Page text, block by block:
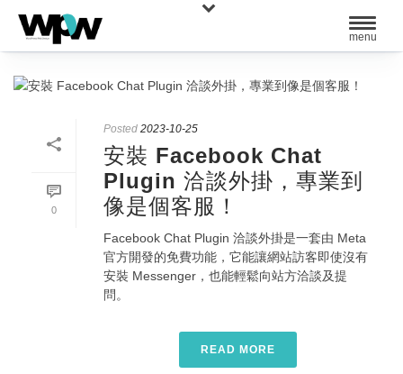
0
Posted 2023-10-25
安裝 Facebook Chat
Plugin 洽談外掛，專業到
像是個客服！
Facebook Chat Plugin 洽談外掛是一套由 Meta
官方開發的免費功能，它能讓網站訪客即使沒有
安裝 Messenger，也能輕鬆向站方洽談及提
問。
READ MORE